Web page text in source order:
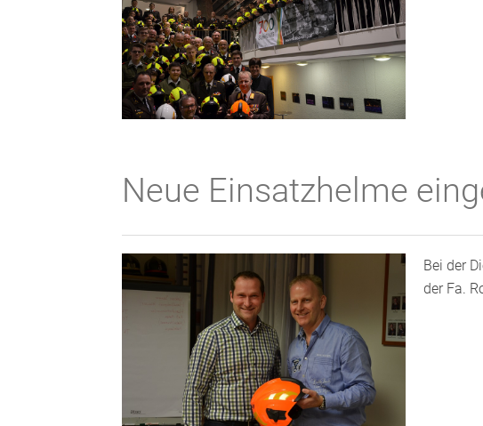
Neue Einsatzhelme
Bei der
der Fa.